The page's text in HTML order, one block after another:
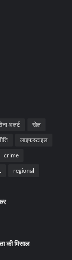
अलर्ट खेल
लाइफस्टाइल
crime
regional
की मिसाल